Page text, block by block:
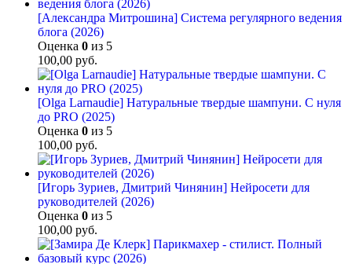
[Александра Митрошина] Система регулярного ведения
блога (2026)
Оценка 0 из 5
100,00 руб.
[Olga Larnaudie] Натуральные твердые шампуни. С нуля
до PRO (2025)
Оценка 0 из 5
100,00 руб.
[Игорь Зуриев, Дмитрий Чинянин] Нейросети для
руководителей (2026)
Оценка 0 из 5
100,00 руб.